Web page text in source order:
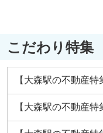
こだわり特集
【大森駅の不動産
【大森駅の不動産